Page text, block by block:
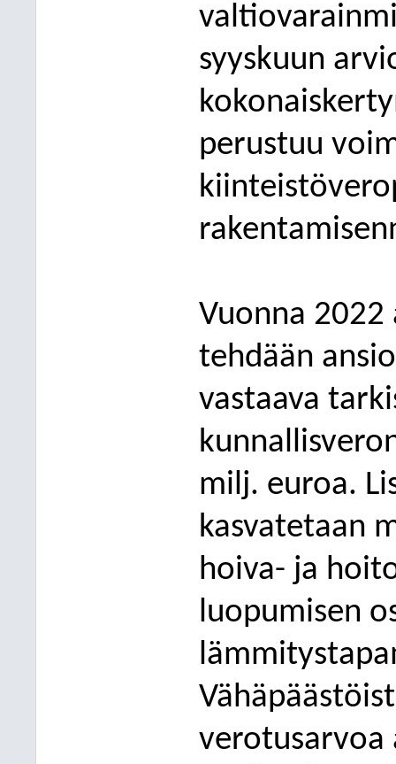
syyskuun
kokon
perustuu
Vuonna 2022
tehdään
vastaava
milj. euroa.
kasvatetaan
hoiva- ja
luopumisen
verotusarvoa